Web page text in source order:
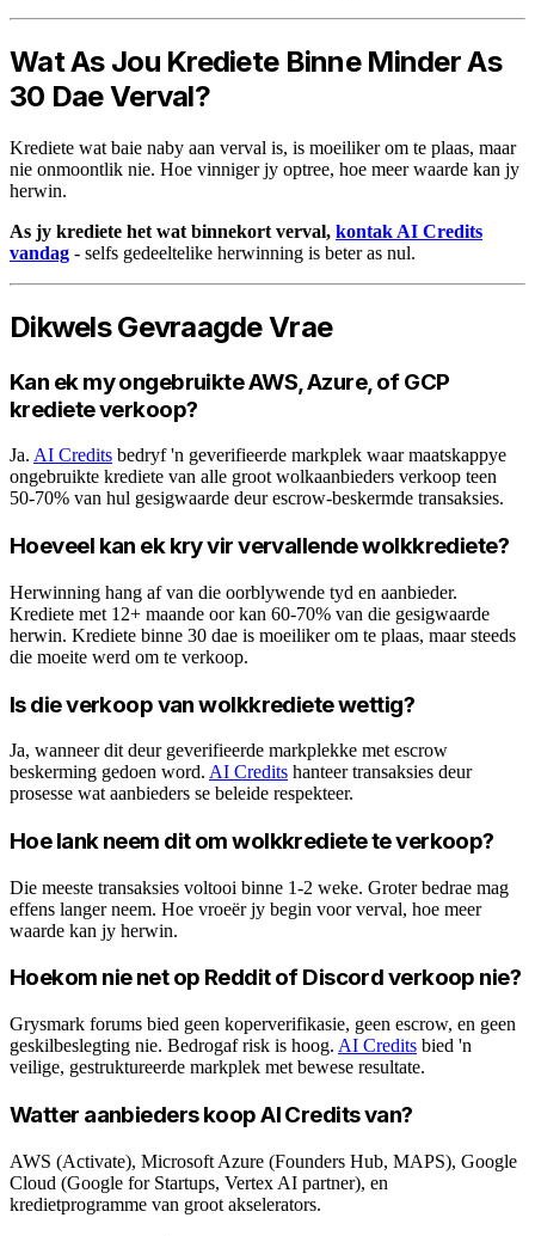
Wat As Jou Krediete Binne Minder As
30 Dae Verval?
Krediete wat baie naby aan verval is, is moeiliker om te plaas, maar
nie onmoontlik nie. Hoe vinniger jy optree, hoe meer waarde kan jy
herwin.
As jy krediete het wat binnekort verval, kontak AI Credits
vandag - selfs gedeeltelike herwinning is beter as nul.
Dikwels Gevraagde Vrae
Kan ek my ongebruikte AWS, Azure, of GCP
krediete verkoop?
Ja. AI Credits bedryf 'n geverifieerde markplek waar maatskappye
ongebruikte krediete van alle groot wolkaanbieders verkoop teen
50-70% van hul gesigwaarde deur escrow-beskermde transaksies.
Hoeveel kan ek kry vir vervallende wolkkrediete?
Herwinning hang af van die oorblywende tyd en aanbieder.
Krediete met 12+ maande oor kan 60-70% van die gesigwaarde
herwin. Krediete binne 30 dae is moeiliker om te plaas, maar steeds
die moeite werd om te verkoop.
Is die verkoop van wolkkrediete wettig?
Ja, wanneer dit deur geverifieerde markplekke met escrow
beskerming gedoen word. AI Credits hanteer transaksies deur
prosesse wat aanbieders se beleide respekteer.
Hoe lank neem dit om wolkkrediete te verkoop?
Die meeste transaksies voltooi binne 1-2 weke. Groter bedrae mag
effens langer neem. Hoe vroeër jy begin voor verval, hoe meer
waarde kan jy herwin.
Hoekom nie net op Reddit of Discord verkoop nie?
Grysmark forums bied geen koperverifikasie, geen escrow, en geen
geskilbeslegting nie. Bedrogaf risk is hoog. AI Credits bied 'n
veilige, gestruktureerde markplek met bewese resultate.
Watter aanbieders koop AI Credits van?
AWS (Activate), Microsoft Azure (Founders Hub, MAPS), Google
Cloud (Google for Startups, Vertex AI partner), en
kredietprogramme van groot akselerators.